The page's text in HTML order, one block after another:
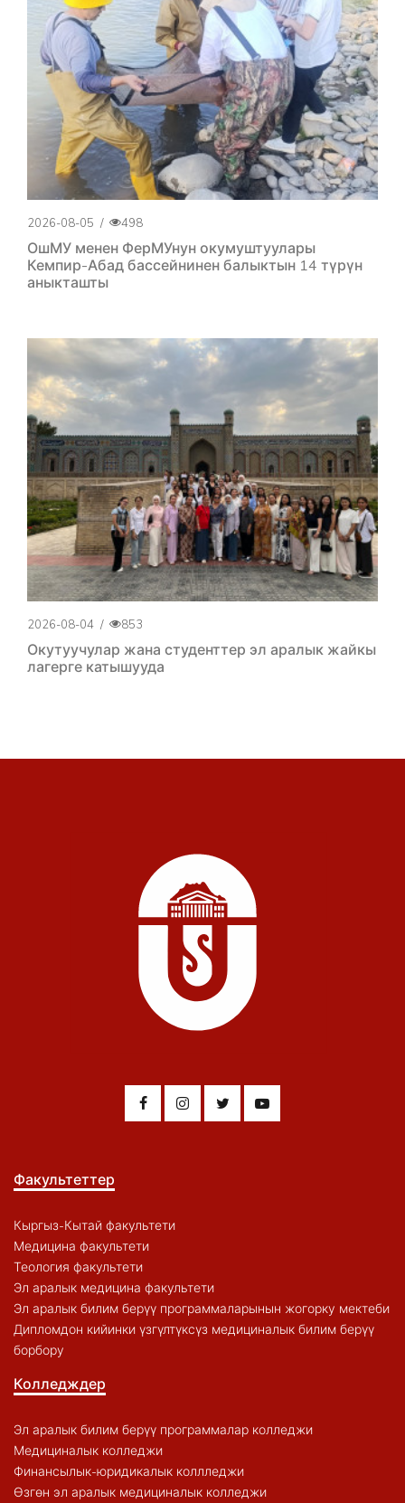
2026-08-05 / 498
ОшМУ менен ФерМУнун окумуштуулары
Кемпир-Абад бассейнинен балыктын 14 түрүн
аныкташты
2026-08-04 / 853
Окутуучулар жана студенттер эл аралык жайкы
лагерге катышууда
Факультеттер
Кыргыз-Кытай факультети
Медицина факультети
Теология факультети
Эл аралык медицина факультети
Эл аралык билим берүү программаларынын жогорку мектеби
Дипломдон кийинки үзгүлтүксүз медициналык билим берүү
борбору
Колледждер
Эл аралык билим берүү программалар колледжи
Медициналык колледжи
Финансылык-юридикалык коллледжи
Өзгөн эл аралык медициналык колледжи